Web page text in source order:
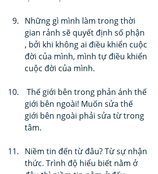
Những gì mình làm trong thời
gian rảnh sẽ quyết định số phận
, bởi khi không ai điều khiển cuộc
đời của mình, mình tự điều khiển
cuộc đời của mình.
giới bên ngoài! Muốn sửa thế
giới bên ngoài phải sửa từ trong
tâm.
Niềm tin đến từ đâu? Từ sự nhận
thức. Trình độ hiểu biết nằm ở